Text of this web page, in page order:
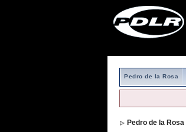
Pedro de la Rosa
Pedro de la Rosa